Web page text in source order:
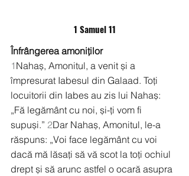
1 Samuel 11
Înfrângerea amoniților
1 Nahaș, Amonitul, a venit și a
împresurat Iabesul din Galaad. Toți
locuitorii din Iabes au zis lui Nahaș:
„Fă legământ cu noi, și-ți vom fi
supuși.” 2Dar Nahaș, Amonitul, le-a
răspuns: „Voi face legământ cu voi
dacă mă lăsați să vă scot la toți ochiul
drept și să arunc astfel o ocară asupra